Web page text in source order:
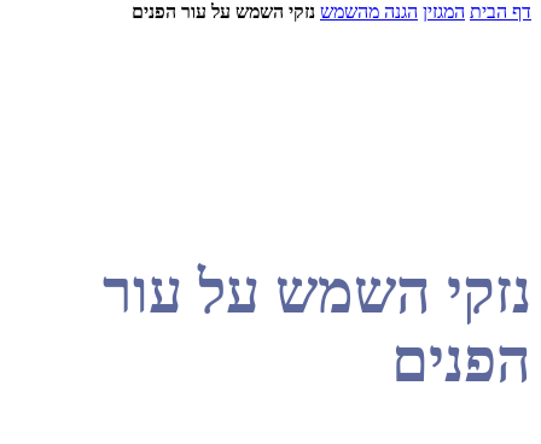
המגזין הגנה מהשמש נזקי השמש על עור הפנים
השמש על עור